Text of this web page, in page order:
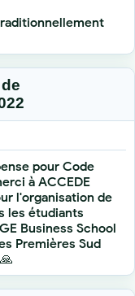
pour Code
à ACCEDE
l'organisation de
les étudiants
Business School
Premières Sud